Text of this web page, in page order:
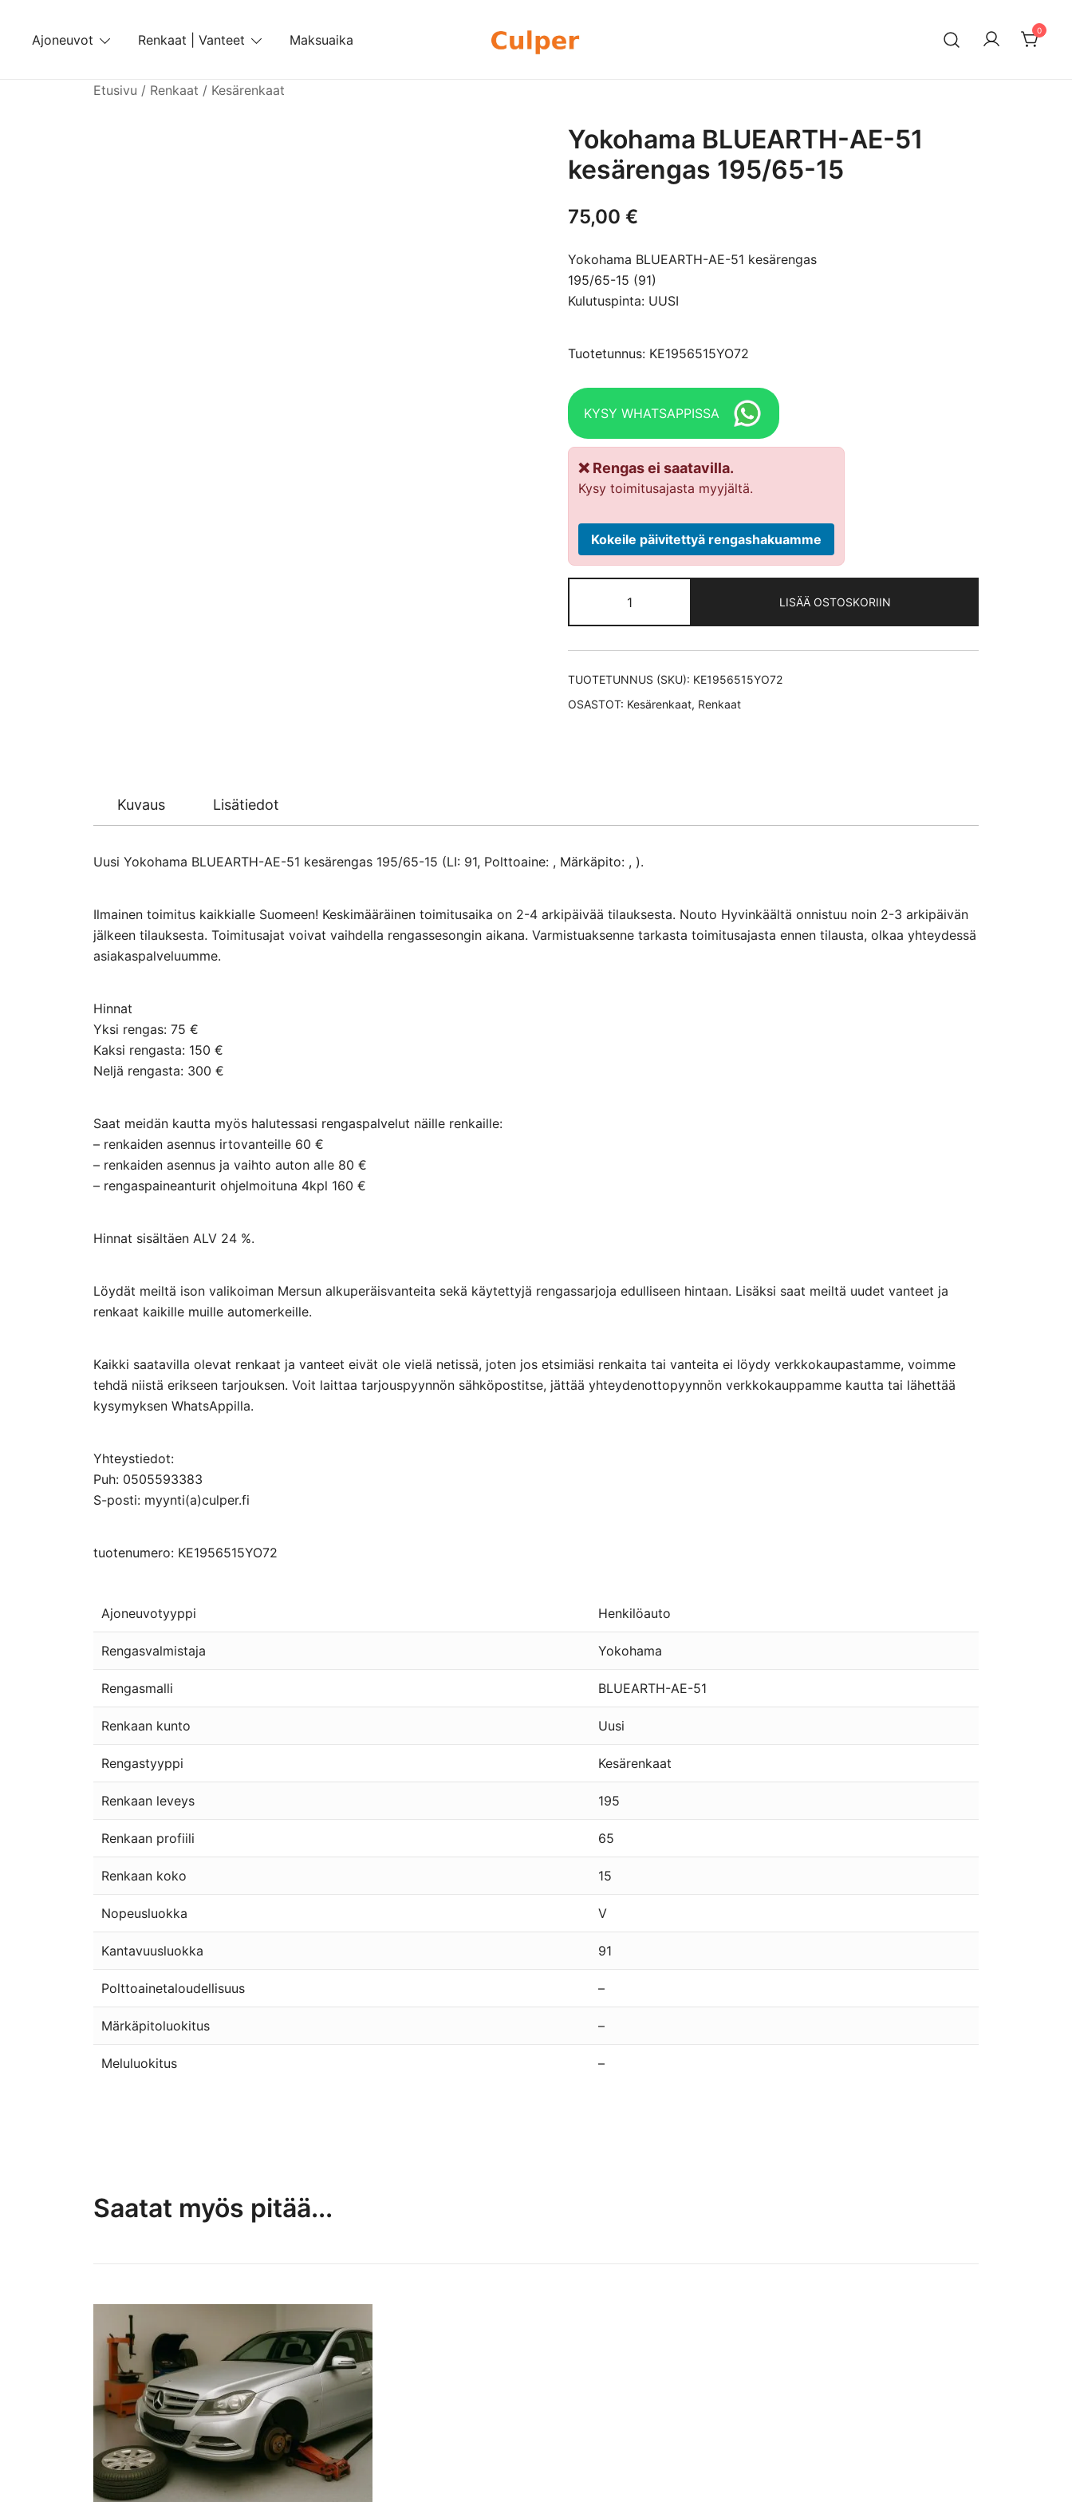
content
Ajoneuvot Renkaat | Vanteet Maksuaika
0
Etusivu / Renkaat / Kesärenkaat
Yokohama BLUEARTH-AE-51
kesärengas 195/65-15
75,00 €
Yokohama BLUEARTH-AE-51 kesärengas
195/65-15 (91)
Kulutuspinta: UUSI
Tuotetunnus: KE1956515YO72
KYSY WHATSAPPISSA
❌ Rengas ei saatavilla.
Kysy toimitusajasta myyjältä.
Kokeile päivitettyä rengashakuamme
BLUEARTH-
AE-
51
kesärengas
15
LISÄÄ OSTOSKORIIN
TUOTETUNNUS (SKU): KE1956515YO72
OSASTOT: Kesärenkaat, Renkaat
Kuvaus Lisätiedot
Uusi Yokohama BLUEARTH-AE-51 kesärengas 195/65-15 (LI: 91, Polttoaine: , Märkäpito: , ).
Ilmainen toimitus kaikkialle Suomeen! Keskimääräinen toimitusaika on 2-4 arkipäivää tilauksesta. Nouto Hyvinkäältä onnistuu noin 2-3 arkipäivän
jälkeen tilauksesta. Toimitusajat voivat vaihdella rengassesongin aikana. Varmistuaksenne tarkasta toimitusajasta ennen tilausta, olkaa yhteydessä
asiakaspalveluumme.
Hinnat
Yksi rengas: 75 €
Kaksi rengasta: 150 €
Neljä rengasta: 300 €
Saat meidän kautta myös halutessasi rengaspalvelut näille renkaille:
– renkaiden asennus irtovanteille 60 €
– renkaiden asennus ja vaihto auton alle 80 €
– rengaspaineanturit ohjelmoituna 4kpl 160 €
Hinnat sisältäen ALV 24 %.
Löydät meiltä ison valikoiman Mersun alkuperäisvanteita sekä käytettyjä rengassarjoja edulliseen hintaan. Lisäksi saat meiltä uudet vanteet ja
renkaat kaikille muille automerkeille.
Kaikki saatavilla olevat renkaat ja vanteet eivät ole vielä netissä, joten jos etsimiäsi renkaita tai vanteita ei löydy verkkokaupastamme, voimme
tehdä niistä erikseen tarjouksen. Voit laittaa tarjouspyynnön sähköpostitse, jättää yhteydenottopyynnön verkkokauppamme kautta tai lähettää
kysymyksen WhatsAppilla.
Yhteystiedot:
Puh: 0505593383
S-posti: myynti(a)culper.fi
tuotenumero: KE1956515YO72
Ajoneuvotyyppi Henkilöauto
Rengasvalmistaja Yokohama
Rengasmalli BLUEARTH-AE-51
Renkaan kunto Uusi
Rengastyyppi Kesärenkaat
Renkaan leveys 195
Renkaan profiili 65
Renkaan koko 15
Nopeusluokka V
Kantavuusluokka 91
Polttoainetaloudellisuus –
Märkäpitoluokitus –
Meluluokitus –
Saatat myös pitää...